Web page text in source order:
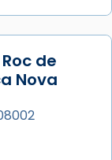
de
Nova